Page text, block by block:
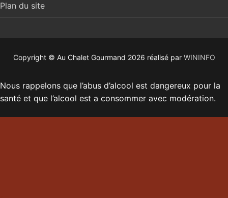
Plan du site
Copyright © Au Chalet Gourmand 2026 réalisé par WININFO
Nous rappelons que l’abus d’alcool est dangereux pour la
santé et que l’alcool est a consommer avec modération.